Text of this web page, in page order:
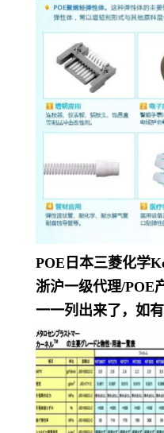
POE日本三菱化学
浙沪一级代理/POE
一一列出来了，如